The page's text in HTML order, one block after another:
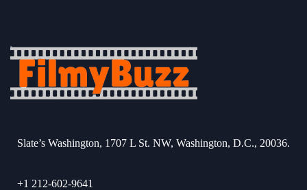
Slate’s Washington, 1707 L St. NW, Washington, D.C., 20036.
+1 212-602-9641